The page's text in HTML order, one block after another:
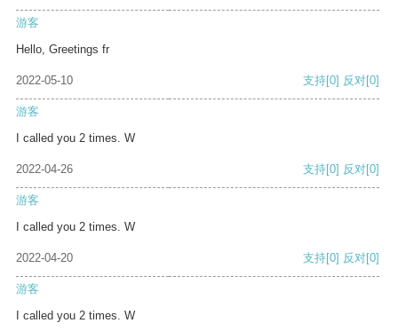
游客
Hello, Greetings fr
2022-05-10 支持[0] 反对[0]
游客
I called you 2 times. W
2022-04-26 支持[0] 反对[0]
游客
I called you 2 times. W
2022-04-20 支持[0] 反对[0]
游客
I called you 2 times. W